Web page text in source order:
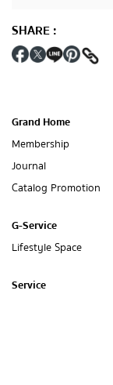
SHARE:
Grand Home
Membership
Journal
Catalog Promotion
G-Service
Lifestyle Space
Service